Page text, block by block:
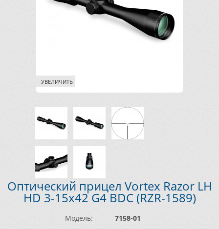
УВЕЛИЧИТЬ
Оптический прицел Vortex Razor LH
HD 3-15x42 G4 BDC (RZR-1589)
Модель: 7158-01